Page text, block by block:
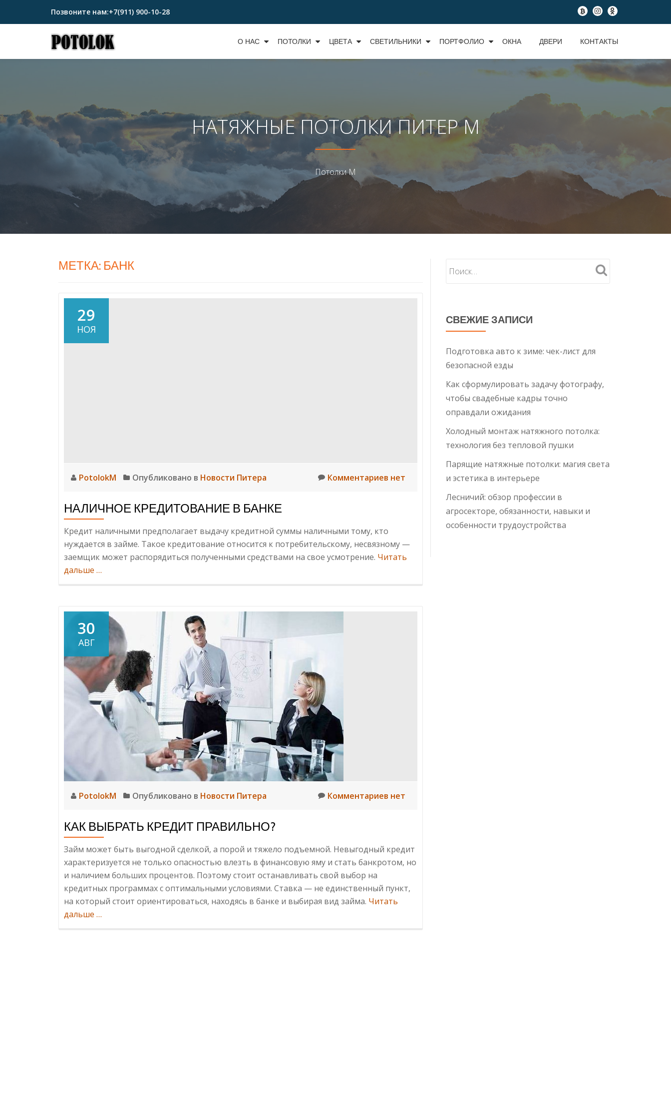
Перейти
Позвоните нам:+7(911) 900-10-28
fa-
btc
fa-
instagram
fa-
odnoklassniki
О НАС ПОТОЛКИ ЦВЕТА СВЕТИЛЬНИКИ ПОРТФОЛИО ОКНА ДВЕРИ КОНТАКТЫ
НАТЯЖНЫЕ ПОТОЛКИ ПИТЕР М
Потолки М
МЕТКА: БАНК
29
НОЯ
PotolokM Опубликовано в Новости Питера Комментариев нет
НАЛИЧНОЕ КРЕДИТОВАНИЕ В БАНКЕ
Кредит наличными предполагает выдачу кредитной суммы наличными тому, кто
нуждается в займе. Такое кредитование относится к потребительскому, несвязному —
заемщик может распорядиться полученными средствами на свое усмотрение. Читать
дальше ИнформацияНаличное
…
30
АВГ
PotolokM Опубликовано в Новости Питера Комментариев нет
КАК ВЫБРАТЬ КРЕДИТ ПРАВИЛЬНО?
Займ может быть выгодной сделкой, а порой и тяжело подъемной. Невыгодный кредит
характеризуется не только опасностью влезть в финансовую яму и стать банкротом, но
и наличием больших процентов. Поэтому стоит останавливать свой выбор на
кредитных программах с оптимальными условиями. Ставка — не единственный пункт,
на который стоит ориентироваться, находясь в банке и выбирая вид займа. Читать
дальше ИнформацияКак
…
СВЕЖИЕ ЗАПИСИ
Подготовка авто к зиме: чек-лист для
безопасной езды
Как сформулировать задачу фотографу,
чтобы свадебные кадры точно
оправдали ожидания
Холодный монтаж натяжного потолка:
технология без тепловой пушки
Парящие натяжные потолки: магия света
и эстетика в интерьере
Лесничий: обзор профессии в
агросекторе, обязанности, навыки и
особенности трудоустройства